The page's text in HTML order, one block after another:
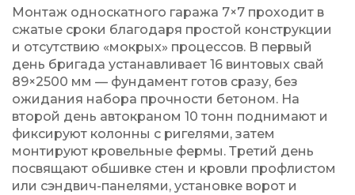
Монтаж односкатного гаража 7×7 проходит в
сжатые сроки благодаря простой конструкции
и отсутствию «мокрых» процессов. В первый
день бригада устанавливает 16 винтовых свай
89×2500 мм — фундамент готов сразу, без
ожидания набора прочности бетоном. На
второй день автокраном 10 тонн поднимают и
фиксируют колонны с ригелями, затем
монтируют кровельные фермы. Третий день
посвящают обшивке стен и кровли профлистом
или сэндвич-панелями, установке ворот и